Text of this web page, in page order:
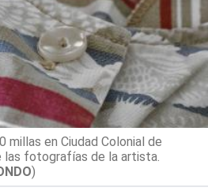
millas en Ciudad Colonial de
las fotografías de la artista.
)